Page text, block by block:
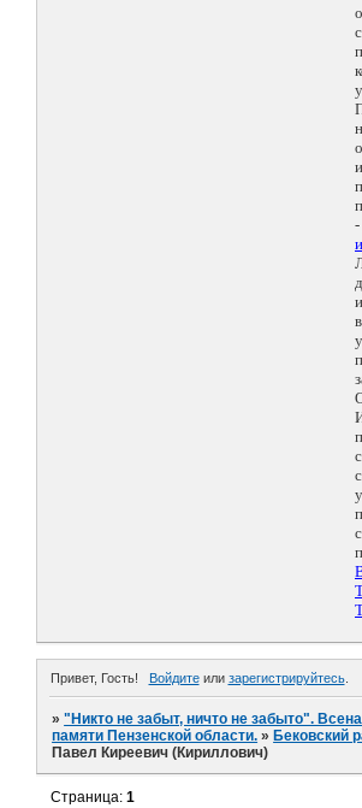
-
Привет, Гость! Войдитеили зарегистрируйтесь.
»"Никто не забыт, ничто не забыто".
памяти Пензенской области. » Бековский
Павел Киреевич (Кириллович)
Страница:1